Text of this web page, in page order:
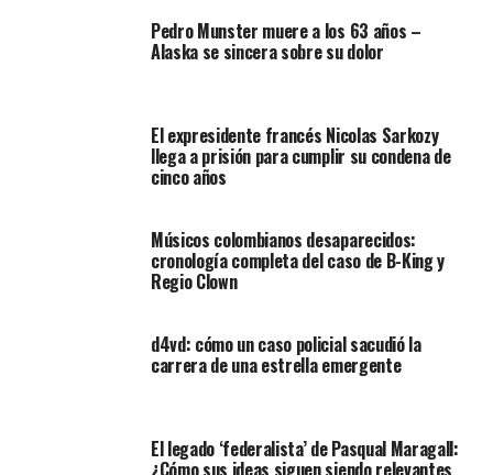
Pedro Munster muere a los 63 años –
Alaska se sincera sobre su dolor
El expresidente francés Nicolas Sarkozy
llega a prisión para cumplir su condena de
cinco años
Músicos colombianos desaparecidos:
cronología completa del caso de B-King y
Regio Clown
d4vd: cómo un caso policial sacudió la
carrera de una estrella emergente
El legado ‘federalista’ de Pasqual Maragall: